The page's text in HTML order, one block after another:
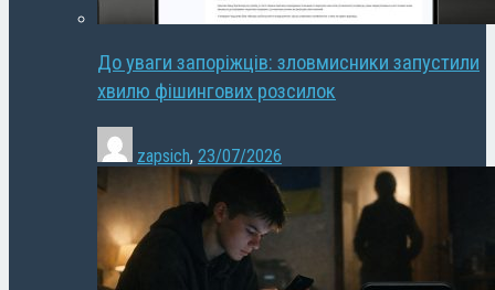
До уваги запоріжців: зловмисники запустили
хвилю фішингових розсилок
zapsich, 23/07/2026